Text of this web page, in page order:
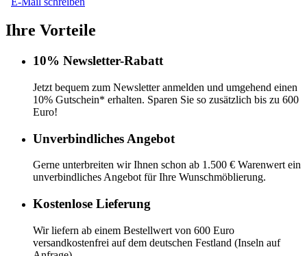
Ihre Vorteile
10% Newsletter-Rabatt
Jetzt bequem zum Newsletter anmelden und umgehend einen
10% Gutschein* erhalten. Sparen Sie so zusätzlich bis zu 600
Euro!
Unverbindliches Angebot
Gerne unterbreiten wir Ihnen schon ab 1.500 € Warenwert ein
unverbindliches Angebot für Ihre Wunschmöblierung.
Kostenlose Lieferung
Wir liefern ab einem Bestellwert von 600 Euro
versandkostenfrei auf dem deutschen Festland (Inseln auf